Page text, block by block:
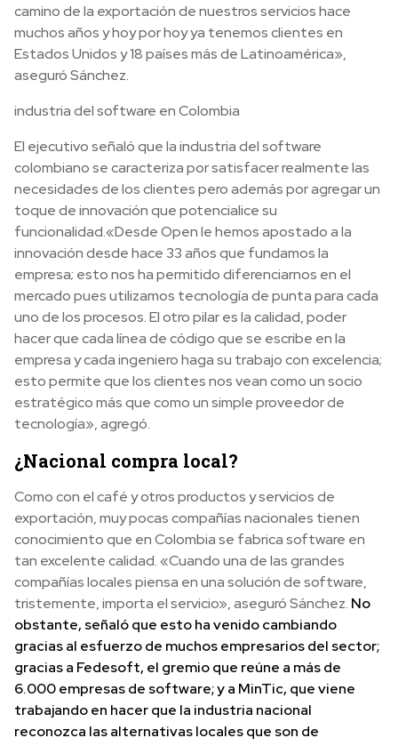
camino de la exportación de nuestros servicios hace
muchos años y hoy por hoy ya tenemos clientes en
Estados Unidos y 18 países más de Latinoamérica»,
aseguró Sánchez.
industria del software en Colombia
El ejecutivo señaló que la industria del software
colombiano se caracteriza por satisfacer realmente las
necesidades de los clientes pero además por agregar un
toque de innovación que potencialice su
funcionalidad.«Desde Open le hemos apostado a la
innovación desde hace 33 años que fundamos la
empresa; esto nos ha permitido diferenciarnos en el
mercado pues utilizamos tecnología de punta para cada
uno de los procesos. El otro pilar es la calidad, poder
hacer que cada línea de código que se escribe en la
empresa y cada ingeniero haga su trabajo con excelencia;
esto permite que los clientes nos vean como un socio
estratégico más que como un simple proveedor de
tecnología», agregó.
¿Nacional compra local?
Como con el café y otros productos y servicios de
exportación, muy pocas compañías nacionales tienen
conocimiento que en Colombia se fabrica software en
tan excelente calidad. «Cuando una de las grandes
compañías locales piensa en una solución de software,
tristemente, importa el servicio», aseguró Sánchez. No
obstante, señaló que esto ha venido cambiando
gracias al esfuerzo de muchos empresarios del sector;
gracias a Fedesoft, el gremio que reúne a más de
6.000 empresas de software; y a MinTic, que viene
trabajando en hacer que la industria nacional
reconozca las alternativas locales que son de